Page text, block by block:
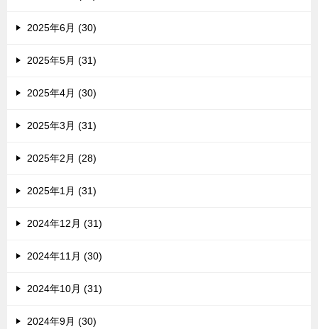
2025年6月 (30)
2025年5月 (31)
2025年4月 (30)
2025年3月 (31)
2025年2月 (28)
2025年1月 (31)
2024年12月 (31)
2024年11月 (30)
2024年10月 (31)
2024年9月 (30)